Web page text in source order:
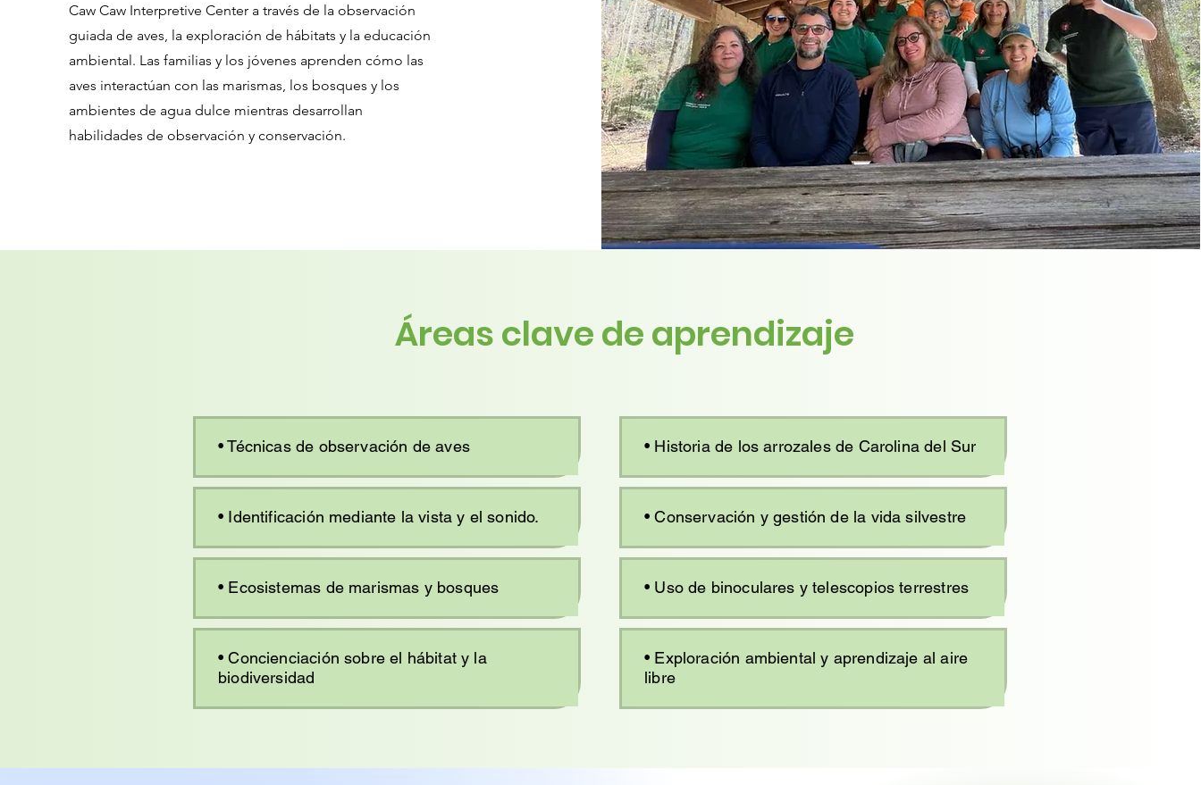
Caw Caw Interpretive Center a través de la observación
guiada de aves, la exploración de hábitats y la educación
ambiental. Las familias y los jóvenes aprenden cómo las
aves interactúan con las marismas, los bosques y los
ambientes de agua dulce mientras desarrollan
habilidades de observación y conservación.
Áreas clave de aprendizaje
• Técnicas de observación de aves
• Identificación mediante la vista y el sonido.
• Ecosistemas de marismas y bosques
• Concienciación sobre el hábitat y la
biodiversidad
• Historia de los arrozales de Carolina del Sur
• Conservación y gestión de la vida silvestre
• Uso de binoculares y telescopios terrestres
• Exploración ambiental y aprendizaje al aire
libre